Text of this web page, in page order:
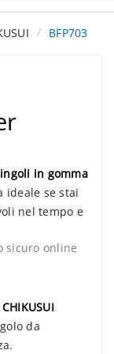
BFP703
in gomma
ideale se stai
nel tempo e
sicuro online
CHIKUSUI
da